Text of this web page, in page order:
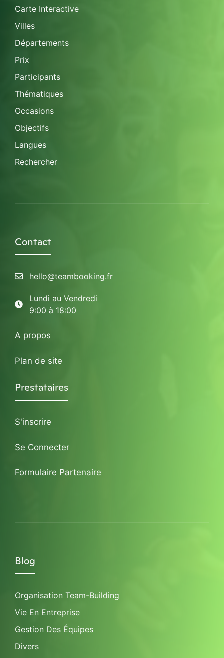
Carte Interactive
Villes
Départements
Prix
Participants
Thématiques
Occasions
Objectifs
Langues
Rechercher
Contact
hello@teambooking.fr
Lundi au Vendredi
9:00 à 18:00
A propos
Plan de site
Prestataires
S'inscrire
Se Connecter
Formulaire Partenaire
Blog
Organisation Team-Building
Vie En Entreprise
Gestion Des Équipes
Divers